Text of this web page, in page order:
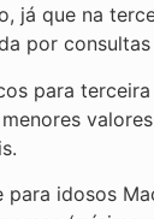
já que na
por
para
para idosos